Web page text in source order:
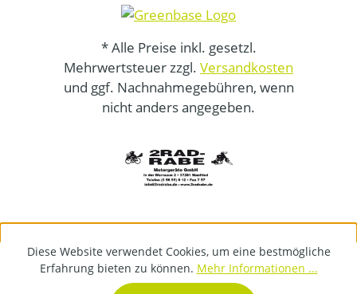
* Alle Preise inkl. gesetzl.
Mehrwertsteuer zzgl. Versandkosten
und ggf. Nachnahmegebühren, wenn
nicht anders angegeben.
Diese Website verwendet Cookies, um eine bestmögliche
Erfahrung bieten zu können. Mehr Informationen ...